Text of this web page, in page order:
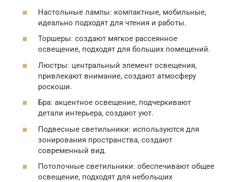
Настольные лампы: компактные, мобильные,
идеально подходят для чтения и работы.
Торшеры: создают мягкое рассеянное
освещение, подходят для больших помещений.
Люстры: центральный элемент освещения,
привлекают внимание, создают атмосферу
роскоши.
Бра: акцентное освещение, подчеркивают
детали интерьера, создают уют.
Подвесные светильники: используются для
зонирования пространства, создают
современный вид.
Потолочные светильники: обеспечивают общее
освещение, подходят для небольших